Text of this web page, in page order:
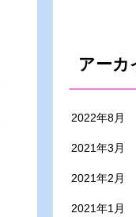
アーカ
2022年8月
2021年3月
2021年2月
2021年1月